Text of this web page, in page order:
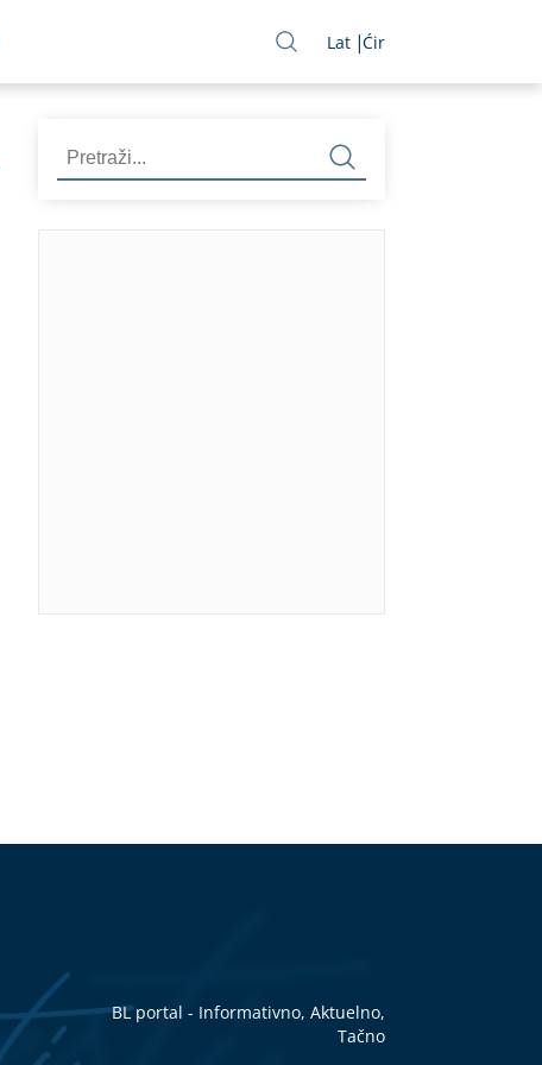
Lat Ćir
BL portal - Informativno, Aktuelno,
Tačno